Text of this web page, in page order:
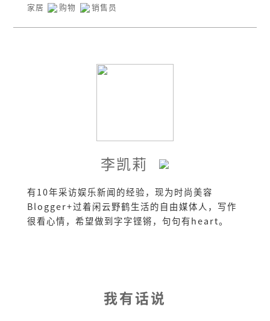
家居
购物 销售员
李凯莉
有10年采访娱乐新闻的经验，现为时尚美容
Blogger+过着闲云野鹤生活的自由媒体人，写作
很看心情，希望做到字字铿锵，句句有heart。
我有话说